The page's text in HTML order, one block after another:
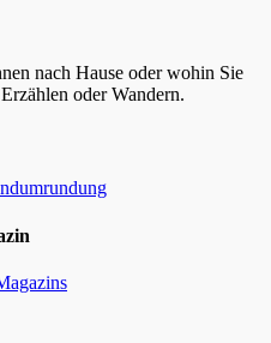
nach Hause oder wohin Sie
oder Wandern.